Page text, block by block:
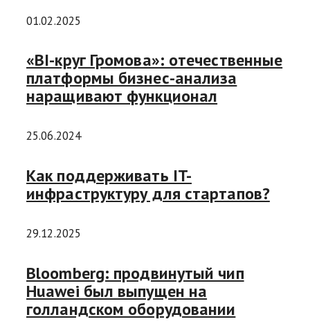
01.02.2025
«BI-круг Громова»: отечественные
платформы бизнес-анализа
наращивают функционал
25.06.2024
Как поддерживать IT-
инфраструктуру для стартапов?
29.12.2025
Bloomberg: продвинутый чип
Huawei был выпущен на
голландском оборудовании